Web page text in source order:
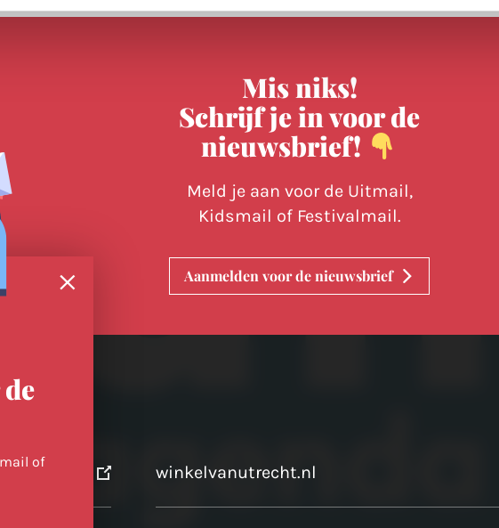
Mis niks!
Schrijf je in voor de
nieuwsbrief!
Meld je aan voor de Uitmail,
Kidsmail of Festivalmail.
Aanmelden voor de nieuwsbrief
winkelvanutrecht.nl
of